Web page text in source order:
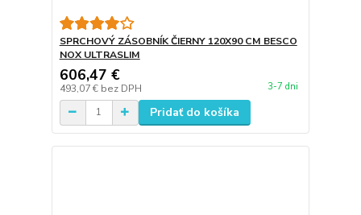
SPRCHOVÝ ZÁSOBNÍK ČIERNY 120X90 CM BESCO
NOX ULTRASLIM
606,47 €
493,07 € bez DPH 3-7 dni
Pridať do košíka